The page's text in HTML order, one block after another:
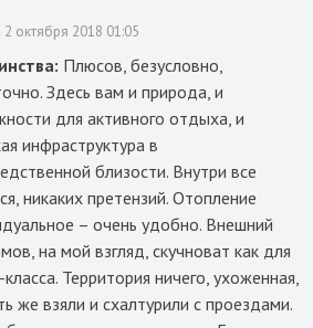
2 октября 2018 01:05
Плюсов, безусловно,
Здесь вам и природа, и
для активного отдыха, и
инфраструктура в
близости. Внутри все
никаких претензий. Отопление
– очень удобно. Внешний
на мой взгляд, скучноват как для
Территория ничего, ухоженная,
же взяли и схалтурили с проездами.